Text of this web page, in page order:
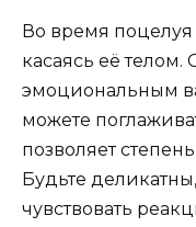
Во время
касаясь её телом.
эмоциональным
можете
позволяет
Будьте
чувствовать